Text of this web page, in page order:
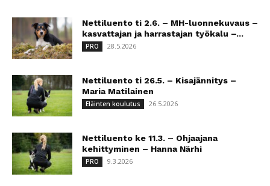
Nettiluento ti 2.6. – MH-luonnekuvaus –
kasvattajan ja harrastajan työkalu –...
PRO 28.5.2026
Nettiluento ti 26.5. – Kisajännitys –
Maria Matilainen
Eläinten koulutus 26.5.2026
Nettiluento ke 11.3. – Ohjaajana
kehittyminen – Hanna Närhi
PRO 9.3.2026